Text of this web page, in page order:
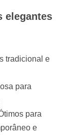
elegantes
tradicional e
para
para
e